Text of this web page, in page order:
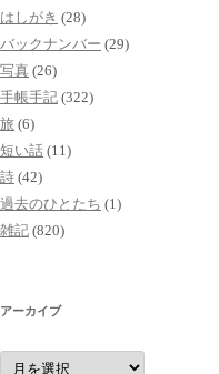
はしがき (28)
バックナンバー (29)
写真 (26)
手帳手記 (322)
旅 (6)
短い話 (11)
詩 (42)
過去のひとたち (1)
雑記 (820)
アーカイブ
ア